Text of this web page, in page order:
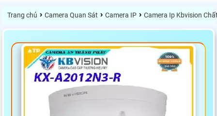
Trang chủ › Camera Quan Sát › Camera IP › Camera Ip Kbvision